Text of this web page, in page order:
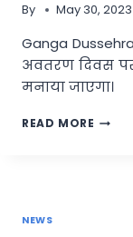
By May 30, 2023
Ganga
अवतरण दिवस
मनाया जाएगा।
READ MORE GANGA
NEWS